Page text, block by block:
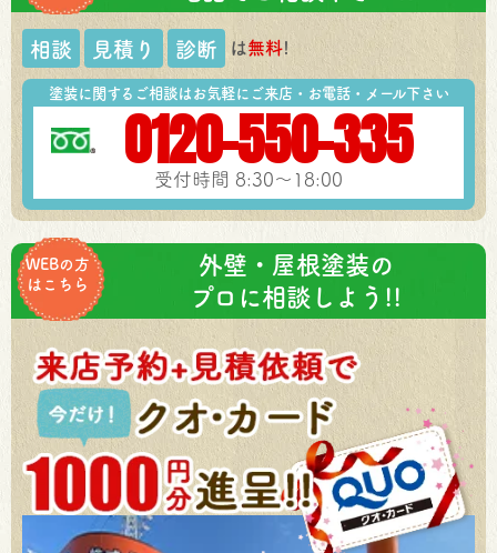
相談 見積り 診断 は無料!
塗装に関するご相談はお気軽にご来店・お電話・メール下さい
0120-550-335
受付時間 8:30～18:00
WEBの方
はこちら
外壁・屋根塗装の
プロに相談しよう!!